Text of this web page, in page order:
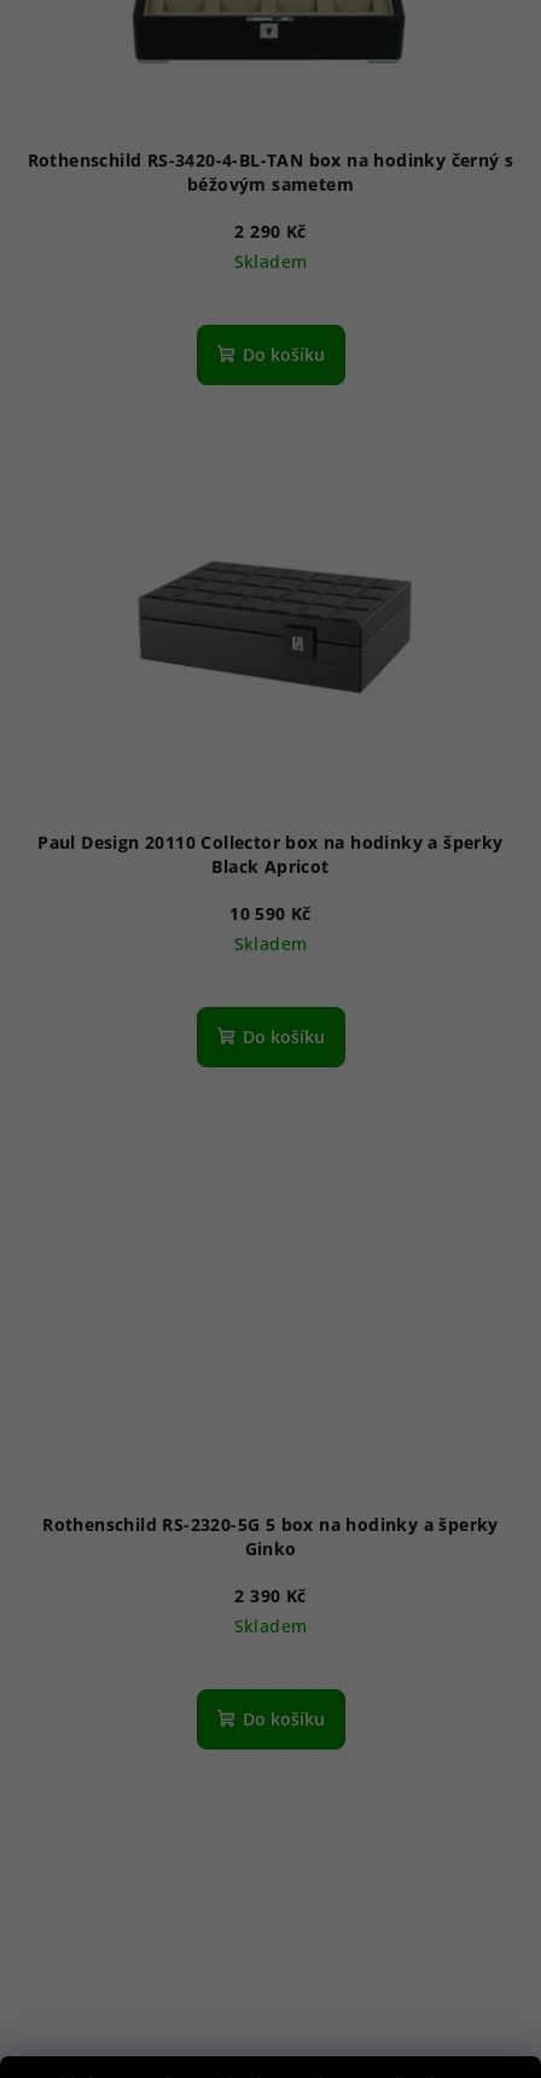
Rothenschild RS-3420-4-BL-TAN box na hodinky černý s
béžovým sametem
2 290 Kč
Skladem
Do košíku
Paul Design 20110 Collector box na hodinky a šperky
Black Apricot
10 590 Kč
Skladem
Do košíku
Rothenschild RS-2320-5G 5 box na hodinky a šperky
Ginko
2 390 Kč
Skladem
Do košíku